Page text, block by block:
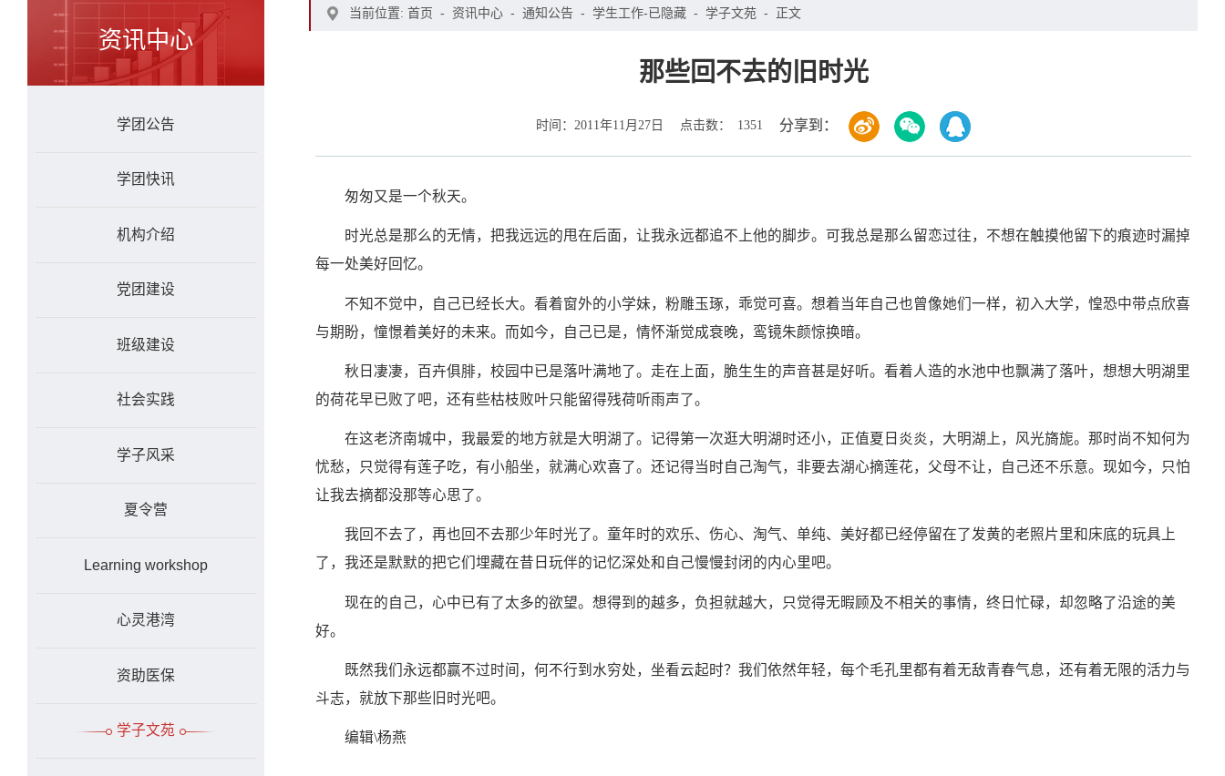
资讯中心
学团公告
学团快讯
机构介绍
党团建设
班级建设
社会实践
学子风采
夏令营
Learning workshop
心灵港湾
资助医保
学子文苑
当前位置: 首页 - 资讯中心 - 通知公告 - 学生工作-已隐藏 - 学子文苑 - 正文
那些回不去的旧时光
时间： 2011年11月27日 点击数： 1351 分享到：
匆匆又是一个秋天。
时光总是那么的无情，把我远远的甩在后面，让我永远都追不上他的脚步。可我总是那么留恋过往，不想在触摸他留下的痕迹时漏掉
每一处美好回忆。
不知不觉中，自己已经长大。看着窗外的小学妹，粉雕玉琢，乖觉可喜。想着当年自己也曾像她们一样，初入大学，惶恐中带点欣喜
与期盼，憧憬着美好的未来。而如今，自己已是，情怀渐觉成衰晚，鸾镜朱颜惊换暗。
秋日凄凄，百卉俱腓，校园中已是落叶满地了。走在上面，脆生生的声音甚是好听。看着人造的水池中也飘满了落叶，想想大明湖里
的荷花早已败了吧，还有些枯枝败叶只能留得残荷听雨声了。
在这老济南城中，我最爱的地方就是大明湖了。记得第一次逛大明湖时还小，正值夏日炎炎，大明湖上，风光旖旎。那时尚不知何为
忧愁，只觉得有莲子吃，有小船坐，就满心欢喜了。还记得当时自己淘气，非要去湖心摘莲花，父母不让，自己还不乐意。现如今，只怕
让我去摘都没那等心思了。
我回不去了，再也回不去那少年时光了。童年时的欢乐、伤心、淘气、单纯、美好都已经停留在了发黄的老照片里和床底的玩具上
了，我还是默默的把它们埋藏在昔日玩伴的记忆深处和自己慢慢封闭的内心里吧。
现在的自己，心中已有了太多的欲望。想得到的越多，负担就越大，只觉得无暇顾及不相关的事情，终日忙碌，却忽略了沿途的美
好。
既然我们永远都赢不过时间，何不行到水穷处，坐看云起时？我们依然年轻，每个毛孔里都有着无敌青春气息，还有着无限的活力与
斗志，就放下那些旧时光吧。
编辑\杨燕